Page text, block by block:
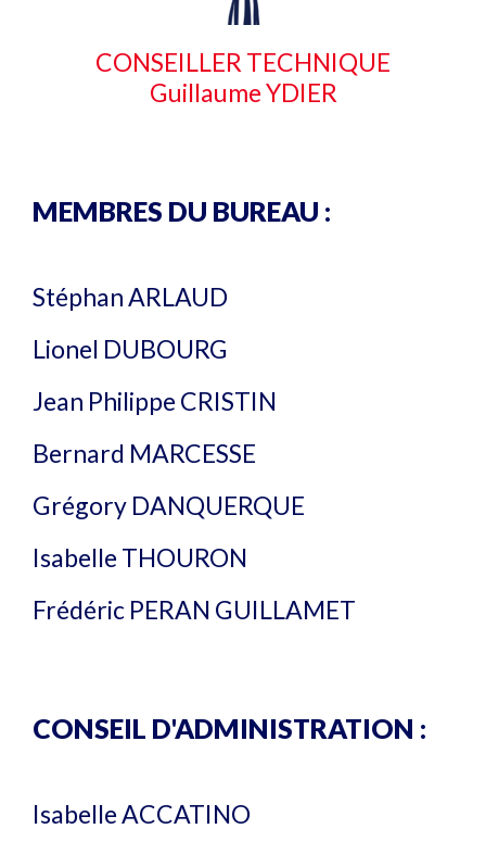
CONSEILLER TECHNIQUE
Guillaume YDIER
MEMBRES DU BUREAU :
Stéphan ARLAUD
Lionel DUBOURG
Jean Philippe CRISTIN
Bernard MARCESSE
Grégory DANQUERQUE
Isabelle THOURON
Frédéric PERAN GUILLAMET
CONSEIL D'ADMINISTRATION :
Isabelle ACCATINO